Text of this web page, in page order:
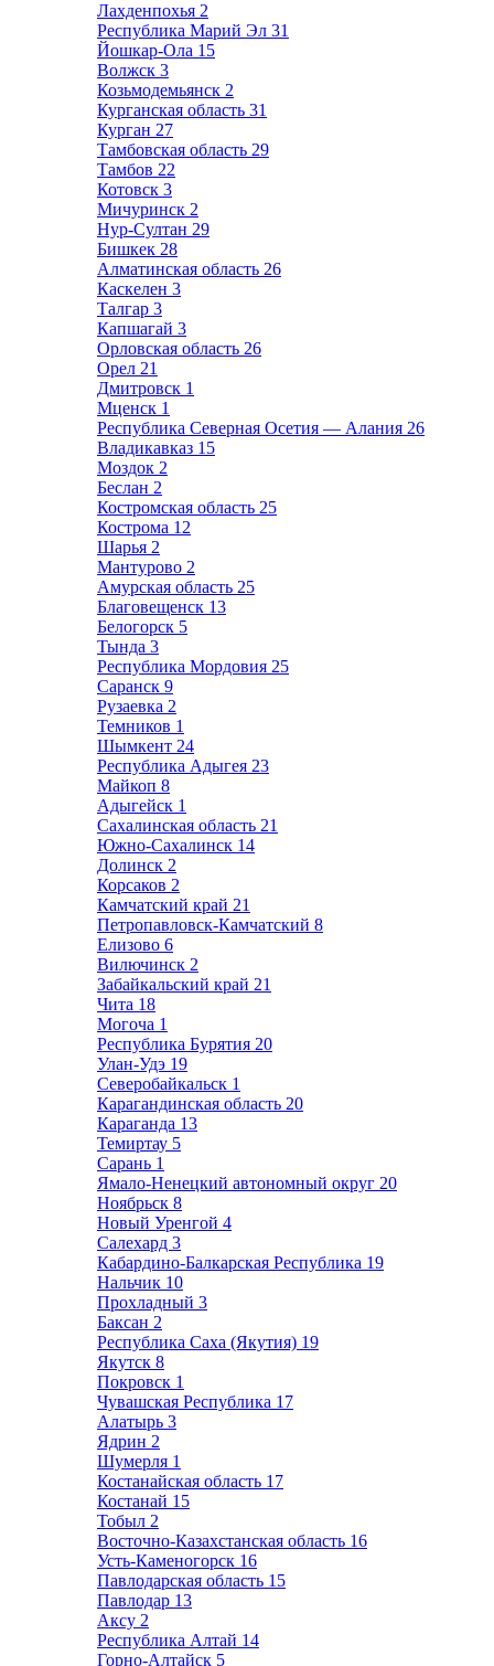
Лахденпохья 2
Республика Марий Эл 31
Йошкар-Ола 15
Волжск 3
Козьмодемьянск 2
Курганская область 31
Курган 27
Тамбовская область 29
Тамбов 22
Котовск 3
Мичуринск 2
Нур-Султан 29
Бишкек 28
Алматинская область 26
Каскелен 3
Талгар 3
Капшагай 3
Орловская область 26
Орел 21
Дмитровск 1
Мценск 1
Республика Северная Осетия — Алания 26
Владикавказ 15
Моздок 2
Беслан 2
Костромская область 25
Кострома 12
Шарья 2
Мантурово 2
Амурская область 25
Благовещенск 13
Белогорск 5
Тында 3
Республика Мордовия 25
Саранск 9
Рузаевка 2
Темников 1
Шымкент 24
Республика Адыгея 23
Майкоп 8
Адыгейск 1
Сахалинская область 21
Южно-Сахалинск 14
Долинск 2
Корсаков 2
Камчатский край 21
Петропавловск-Камчатский 8
Елизово 6
Вилючинск 2
Забайкальский край 21
Чита 18
Могоча 1
Республика Бурятия 20
Улан-Удэ 19
Северобайкальск 1
Карагандинская область 20
Караганда 13
Темиртау 5
Сарань 1
Ямало-Ненецкий автономный округ 20
Ноябрьск 8
Новый Уренгой 4
Салехард 3
Кабардино-Балкарская Республика 19
Нальчик 10
Прохладный 3
Баксан 2
Республика Саха (Якутия) 19
Якутск 8
Покровск 1
Чувашская Республика 17
Алатырь 3
Ядрин 2
Шумерля 1
Костанайская область 17
Костанай 15
Тобыл 2
Восточно-Казахстанская область 16
Усть-Каменогорск 16
Павлодарская область 15
Павлодар 13
Аксу 2
Республика Алтай 14
Горно-Алтайск 5